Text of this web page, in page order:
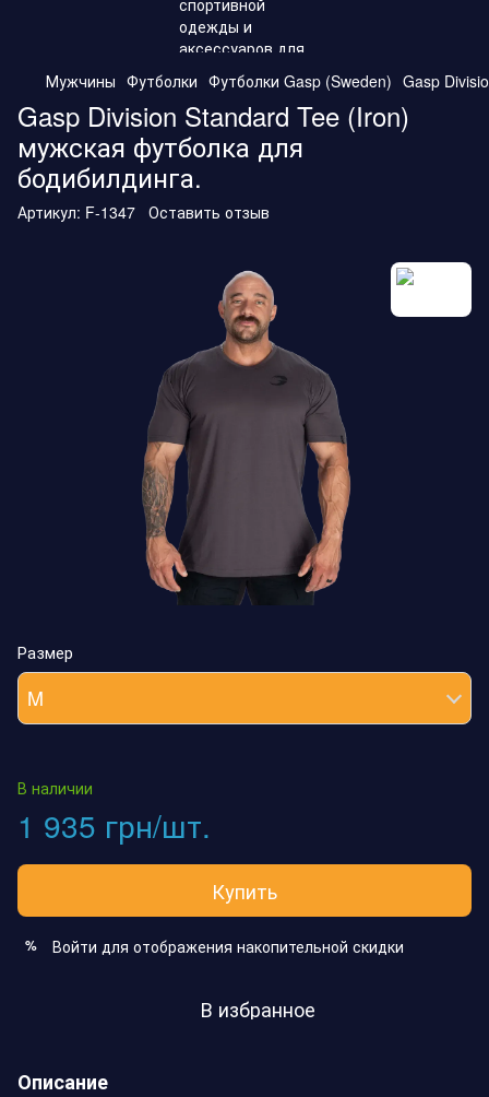
Мужчины Футболки Футболки Gasp (Sweden) Gasp
Gasp Division Standard Tee (Iron)
мужская футболка для
бодибилдинга.
Артикул: F-1347 Оставить отзыв
Размер
M
В наличии
1 935 грн/шт.
Купить
% Войти для отображения накопительной скидки
В избранное
Описание